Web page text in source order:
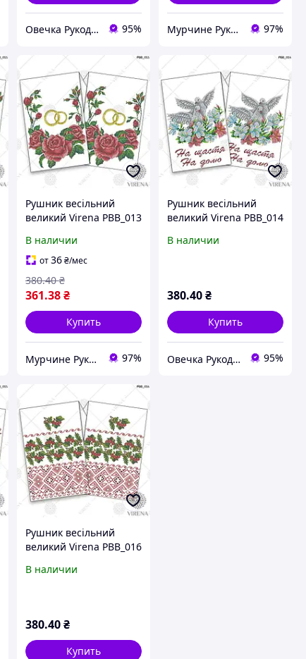
Овечка Рукодільниця 95% Мурчине Рукоділля - супермаркет рукоділля !!! 97%
Рушник весільний
великий Virena РВВ_013
В наличии
от36 ₴/мес
361.38 ₴
380.40 ₴
Купить
Мурчине Рукоділля - супермаркет рукоділля !!! 97%
Рушник весільний
великий Virena РВВ_014
В наличии
380.40₴
Купить
Овечка Рукодільниця 95%
Рушник весільний
великий Virena РВВ_016
В наличии
380.40 ₴
Купить